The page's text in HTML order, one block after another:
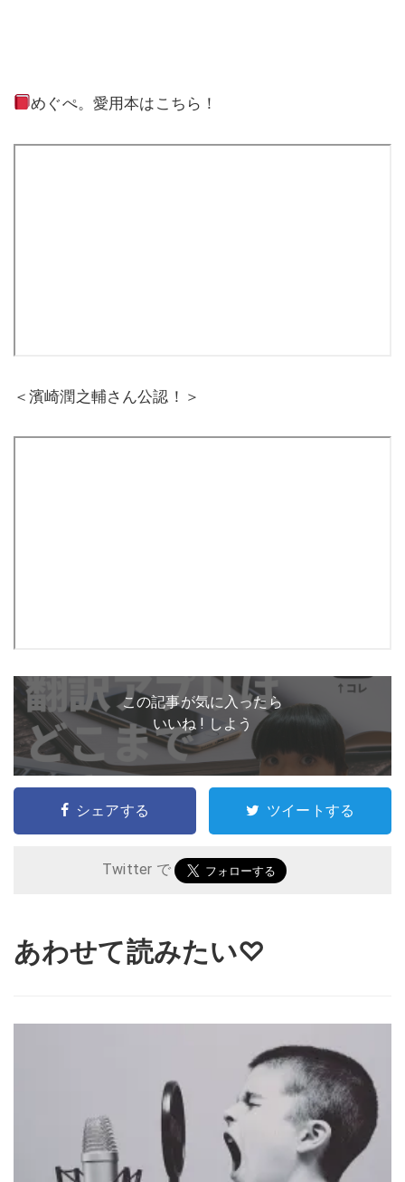
めぐぺ。愛用本はこちら！
＜濱崎潤之輔さん公認！＞
この記事が気に入ったら
いいね ! しよう
シェアする ツイートする
Twitter で
あわせて読みたい♡